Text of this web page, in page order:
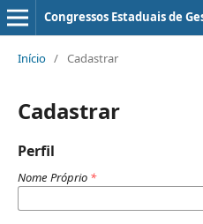
Início / Cadastrar
Cadastrar
Perfil
Nome Próprio *